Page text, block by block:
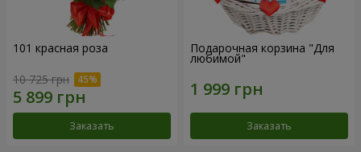
101 красная роза
10 725 грн
Заказать
Подарочная корзина "Для
любимой"
Заказать